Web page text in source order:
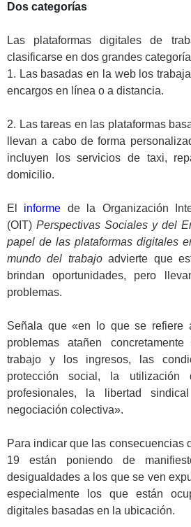
Dos categorías
Las plataformas digitales de
clasificarse en dos grandes
1. Las basadas en la web los
encargos en línea o a distancia.
2. Las tareas en las plataformas
llevan a cabo de forma
incluyen los servicios de taxi,
domicilio.
El
informe de la Organización
(OIT) Perspectivas Sociales y del
papel de las plataformas digitales
mundo del trabajoadvierte que
brindan oportunidades, pero
problemas.
Señala que «en lo que se refiere
problemas atañen
trabajo y los ingresos, las
protección social, la utilización
profesionales, la libertad
negociación colectiva».
Para indicar que las consecuencias
19 están poniendo de
desigualdades a los que se ven
especialmente los que están
digitales basadas en la ubicación.